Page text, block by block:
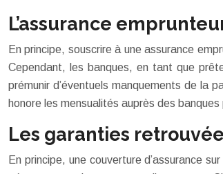
L’assurance
En principe, souscrire à une assurance
Cependant, les banques, en tant que
prémunir d’éventuels manquements de la
honore les mensualités auprès des banques
Les garanties
En principe, une couverture d’assurance